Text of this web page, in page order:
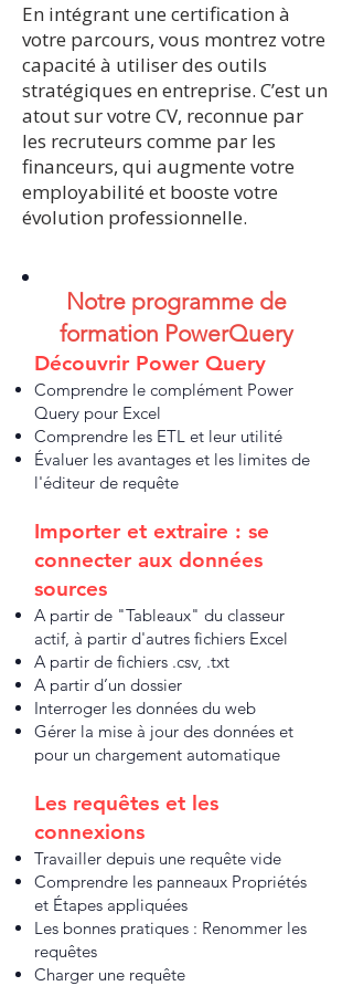
En intégrant une certification à
votre parcours, vous montrez votre
capacité à utiliser des outils
stratégiques en entreprise. C’est un
atout sur votre CV, reconnue par
les recruteurs comme par les
financeurs, qui augmente votre
employabilité et booste votre
évolution professionnelle.
Notre programme de
formation​​ PowerQuery
Découvrir Power Query
Comprendre le complément Power
Query pour Excel
Comprendre les ETL et leur utilité
Évaluer les avantages et les limites de
l'éditeur de requête
Importer et extraire : se
connecter aux données
sources
A partir de "Tableaux" du classeur
actif, à partir d'autres fichiers Excel
A partir de fichiers .csv, .txt
A partir d’un dossier
Interroger les données du web
Gérer la mise à jour des données et
pour un chargement automatique
Les requêtes et les
connexions ​​
Travailler depuis une requête vide
Comprendre les panneaux Propriétés
et Étapes appliquées
Les bonnes pratiques : Renommer les
requêtes
Charger une requête